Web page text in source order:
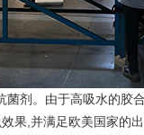
剂。由于高吸水的
果,并满足欧美国家的